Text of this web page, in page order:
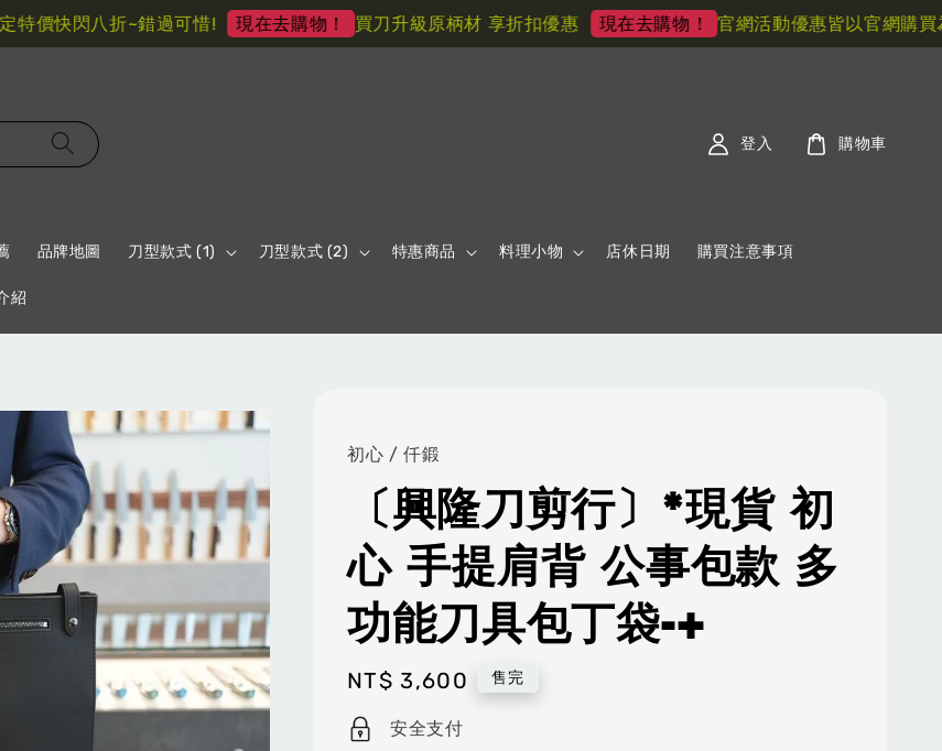
快閃八折~錯過可惜! 現在去購物！ 買刀升級原柄材 享折扣優惠 現在去購物！ 官網活動優惠皆以官網購買為
品牌地圖 刀型款式 (1) 刀型款式 (2) 特惠商品 料理小物 店休日期 購買注意事項
紹
登入 購物車
初心 / 仟鍛
〔興隆刀剪行〕*現貨 初
心 手提肩背 公事包款 多
功能刀具包丁袋-+
Regular
price
NT$ 3,600 售完
安全支付